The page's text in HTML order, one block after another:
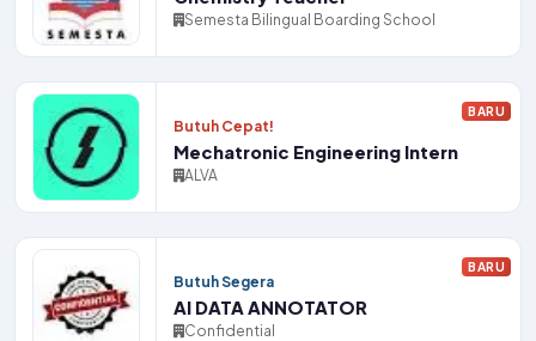
Semesta Bilingual Boarding School
Butuh Cepat!
Mechatronic Engineering Intern
ALVA
BARU
Butuh Segera
AI DATA ANNOTATOR
Confidential
BARU